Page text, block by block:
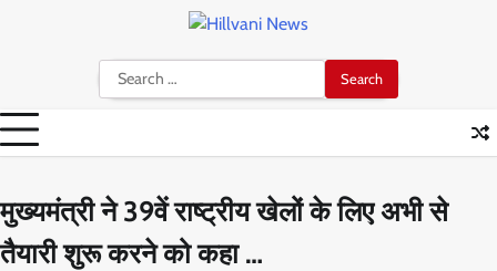
Search
for:
मुख्यमंत्री ने 39वें राष्ट्रीय खेलों के लिए अभी से
तैयारी शुरू करने को कहा …